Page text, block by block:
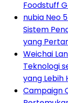
Foodstuff
nubia Neo
Sistem
yang
Weichai
Teknologi
yang Lebih
Campaign